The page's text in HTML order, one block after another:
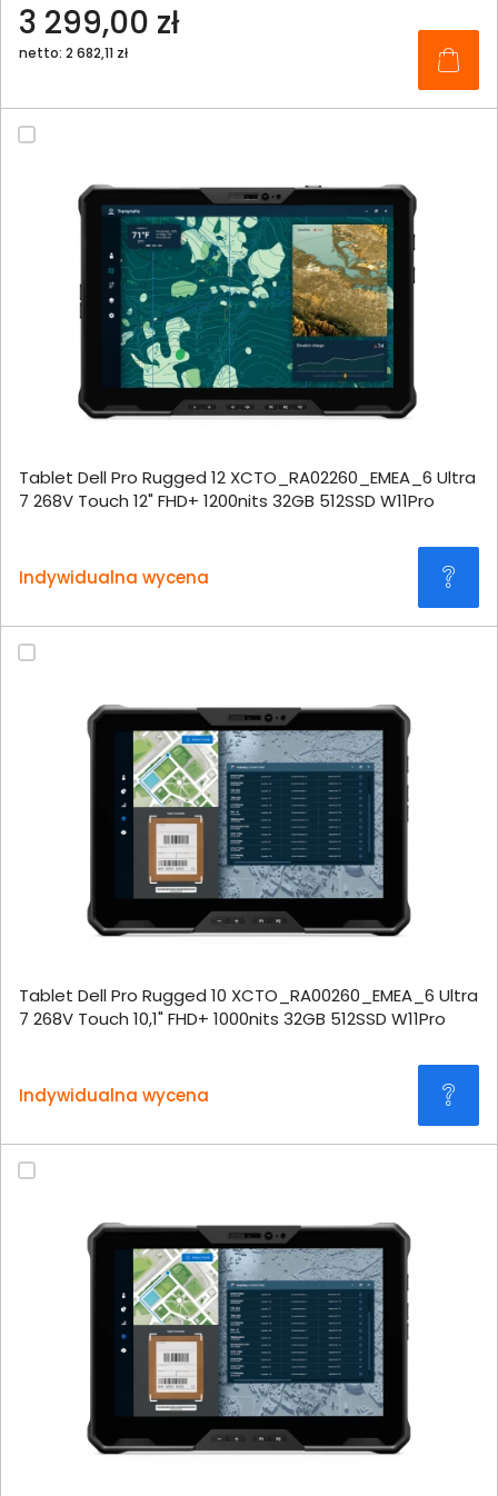
3 299,00 zł
netto: 2 682,11 zł
Tablet Dell Pro Rugged 12 XCTO_RA02260_EMEA_6 Ultra
7 268V Touch 12" FHD+ 1200nits 32GB 512SSD W11Pro
Indywidualna wycena
Tablet Dell Pro Rugged 10 XCTO_RA00260_EMEA_6 Ultra
7 268V Touch 10,1" FHD+ 1000nits 32GB 512SSD W11Pro
Indywidualna wycena